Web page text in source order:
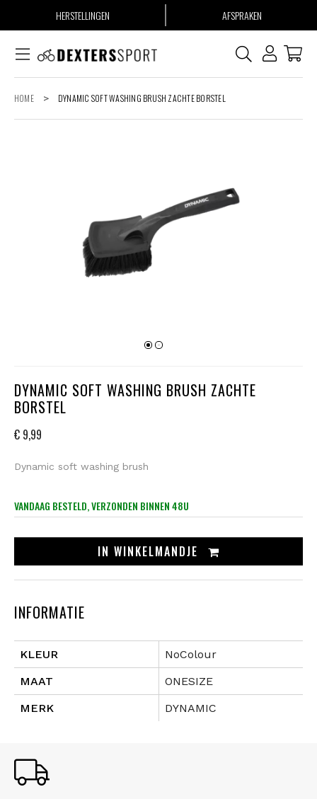
HERSTELLINGEN AFSPRAKEN
HOME > DYNAMIC SOFT WASHING BRUSH ZACHTE BORSTEL
DYNAMIC SOFT WASHING BRUSH ZACHTE
BORSTEL
€ 9,99
Dynamic soft washing brush
VANDAAG BESTELD, VERZONDEN BINNEN 48U
IN WINKELMANDJE
INFORMATIE
KLEUR
NoColour
MAAT
ONESIZE
MERK
DYNAMIC